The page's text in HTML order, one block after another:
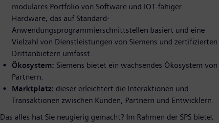
modulares Portfolio von Software und IOT-fähiger
Hardware, das auf Standard-
Anwendungsprogrammierschnittstellen basiert und eine
Vielzahl von Dienstleistungen von Siemens und zertifizierten
Drittanbietern umfasst.
Ökosystem: Siemens bietet ein wachsendes Ökosystem von
Partnern.
Marktplatz: dieser erleichtert die Interaktionen und
Transaktionen zwischen Kunden, Partnern und Entwicklern.
Das alles hat Sie neugierig gemacht? Im Rahmen der SPS bietet